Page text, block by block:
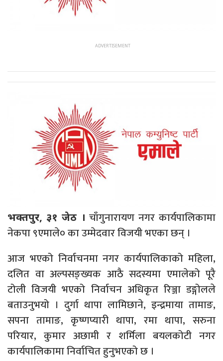
भक्तपुर, ३१ जेठ । चाँगुनारायण नगर कार्यपालिकामा
नेकपा ९एमाले० का उम्मेदवार विजयी भएका छन् ।
आज भएको निर्वाचनमा नगर कार्यपालिकाको महिला,
दलित वा अल्पसङ्ख्यक आठै सदस्यमा एमालेको पूरै
टोली विजयी भएको निर्वाचन अधिकृत रिञ्जा डङ्गोलले
बताउनुभयो । दुर्गा थापा लामिछाने, इन्द्रमाया तामाङ,
सपना तामाङ, कृष्णप्यारी थापा, रमा थापा, सरुना
परियार, कुमार अछामी र शर्मिला बयलकोटी नगर
कार्यपालिकामा निर्वाचित हुनुभएको छ ।